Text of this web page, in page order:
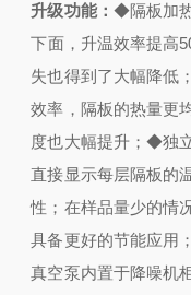
升级功能： ◆隔板加
下面，升温效率提高
失也得到了大幅降低；
效率，隔板的热量更
度也大幅提升； ◆独
直接显示每层隔板的
性； 在样品量少的情
具备更好的节能应用；
真空泵内置于降噪机